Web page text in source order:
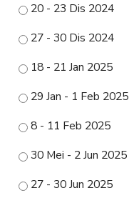
20 - 23 Dis 2024
27 - 30 Dis 2024
18 - 21 Jan 2025
29 Jan - 1 Feb 2025
8 - 11 Feb 2025
30 Mei - 2 Jun 2025
27 - 30 Jun 2025